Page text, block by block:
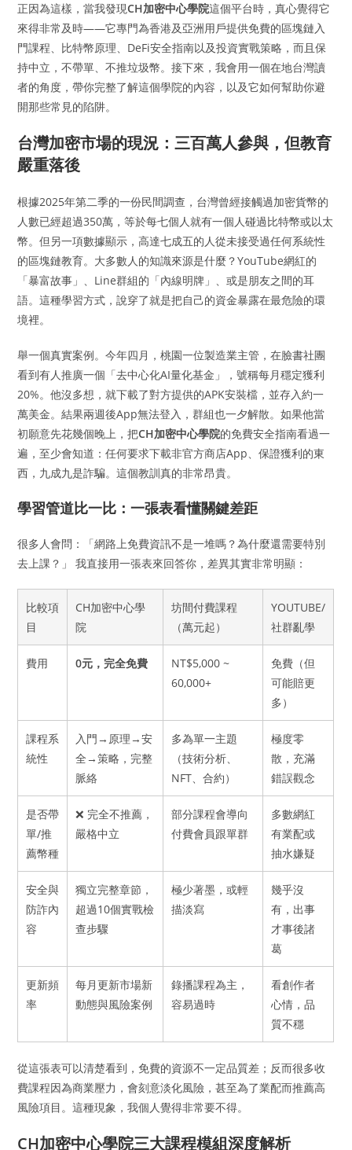
正因為這樣，當我發現CH加密中心學院這個平台時，真心覺得它
來得非常及時——它專門為香港及亞洲用戶提供免費的區塊鏈入
門課程、比特幣原理、DeFi安全指南以及投資實戰策略，而且保
持中立，不帶單、不推垃圾幣。接下來，我會用一個在地台灣讀
者的角度，帶你完整了解這個學院的內容，以及它如何幫助你避
開那些常見的陷阱。
台灣加密市場的現況：三百萬人參與，但教育
嚴重落後
根據2025年第二季的一份民間調查，台灣曾經接觸過加密貨幣的
人數已經超過350萬，等於每七個人就有一個人碰過比特幣或以太
幣。但另一項數據顯示，高達七成五的人從未接受過任何系統性
的區塊鏈教育。大多數人的知識來源是什麼？YouTube網紅的
「暴富故事」、Line群組的「內線明牌」、或是朋友之間的耳
語。這種學習方式，說穿了就是把自己的資金暴露在最危險的環
境裡。
舉一個真實案例。今年四月，桃園一位製造業主管，在臉書社團
看到有人推廣一個「去中心化AI量化基金」，號稱每月穩定獲利
20%。他沒多想，就下載了對方提供的APK安裝檔，並存入約一
萬美金。結果兩週後App無法登入，群組也一夕解散。如果他當
初願意先花幾個晚上，把CH加密中心學院的免費安全指南看過一
遍，至少會知道：任何要求下載非官方商店App、保證獲利的東
西，九成九是詐騙。這個教訓真的非常昂貴。
學習管道比一比：一張表看懂關鍵差距
很多人會問：「網路上免費資訊不是一堆嗎？為什麼還需要特別
去上課？」 我直接用一張表來回答你，差異其實非常明顯：
比較項
目
CH加密中心學
院
坊間付費課程
（萬元起）
YOUTUBE/
社群亂學
費用 0元，完全免費
NT$5,000 ~
60,000+
免費（但
可能賠更
多）
課程系
統性
入門→原理→安
全→策略，完整
脈絡
多為單一主題
（技術分析、
NFT、合約）
極度零
散，充滿
錯誤觀念
是否帶
單/推
薦幣種
❌ 完全不推薦，
嚴格中立
部分課程會導向
付費會員跟單群
多數網紅
有業配或
抽水嫌疑
安全與
防詐內
容
獨立完整章節，
超過10個實戰檢
查步驟
極少著墨，或輕
描淡寫
幾乎沒
有，出事
才事後諸
葛
更新頻
率
每月更新市場新
動態與風險案例
錄播課程為主，
容易過時
看創作者
心情，品
質不穩
從這張表可以清楚看到，免費的資源不一定品質差；反而很多收
費課程因為商業壓力，會刻意淡化風險，甚至為了業配而推薦高
風險項目。這種現象，我個人覺得非常要不得。
CH加密中心學院三大課程模組深度解析